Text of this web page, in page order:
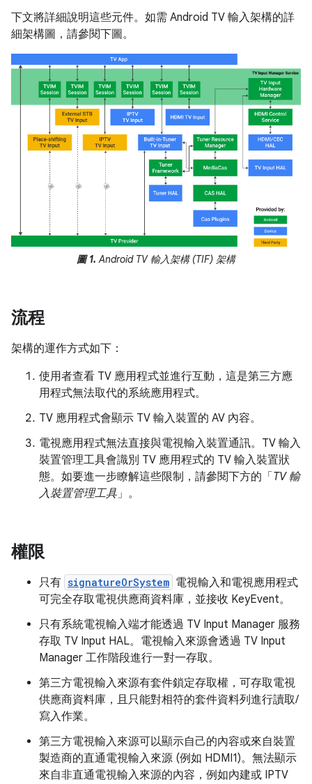
下文將詳細說明這些元件。如需 Android TV 輸入架構的詳
細架構圖，請參閱下圖。
圖 1. Android TV 輸入架構 (TIF) 架構
流程
架構的運作方式如下：
使用者查看 TV 應用程式並進行互動，這是第三方應
用程式無法取代的系統應用程式。
TV 應用程式會顯示 TV 輸入裝置的 AV 內容。
電視應用程式無法直接與電視輸入裝置通訊。TV 輸入
裝置管理工具會識別 TV 應用程式的 TV 輸入裝置狀
態。如要進一步瞭解這些限制，請參閱下方的「 TV 輸
入裝置管理工具」。
權限
只有 signatureOrSystem 電視輸入和電視應用程式
可完全存取電視供應商資料庫，並接收 KeyEvent。
只有系統電視輸入端才能透過 TV Input Manager 服務
存取 TV Input HAL。電視輸入來源會透過 TV Input
Manager 工作階段進行一對一存取。
第三方電視輸入來源有套件鎖定存取權，可存取電視
供應商資料庫，且只能對相符的套件資料列進行讀取/
寫入作業。
第三方電視輸入來源可以顯示自己的內容或來自裝置
製造商的直通電視輸入來源 (例如 HDMI1)。無法顯示
來自非直通電視輸入來源的內容，例如內建或 IPTV